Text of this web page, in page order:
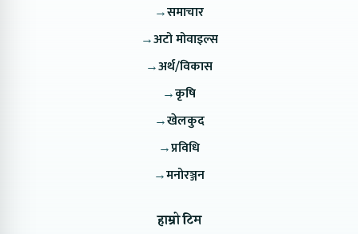
→समाचार
→अटो मोवाइल्स
→अर्थ/विकास
→कृषि
→खेलकुद
→प्रविधि
→मनोरञ्जन
हाम्रो टिम